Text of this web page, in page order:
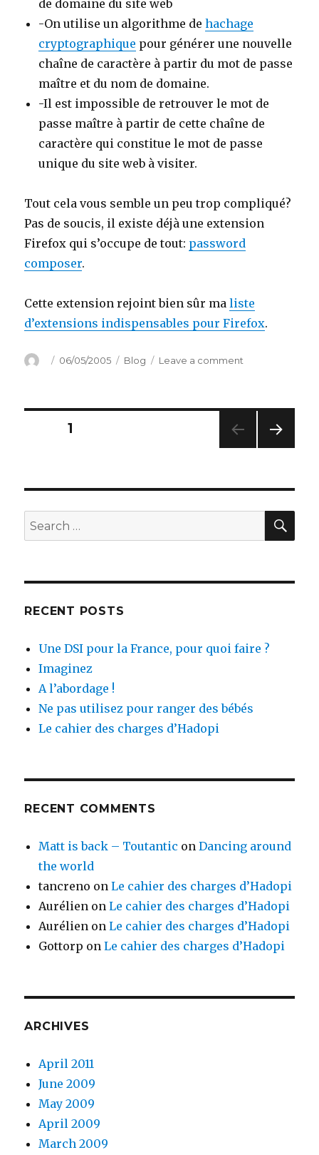
de domaine du site web
-On utilise un algorithme dehachage
cryptographique pour générer une nouvelle
chaîne de caractère à partir du mot de passe
maître et du nom de domaine.
-Il est impossible de retrouver le mot de
passe maître à partir de cette chaîne de
caractère qui constitue le mot de passe
unique du site web à visiter.
Tout cela vous semble un peu trop compliqué?
Pas de soucis, il existe déjà une extension
Firefox qui s’occupe de tout: password
composer.
Cette extension rejoint bien sûr maliste
d’extensions indispensables pour Firefox.
Author
Posted
06/05/2005 Categories
Blog Leave a comment
all!
Posts
PAGE1
Search
for:
RECENT POSTS
Une DSI pour la France, pour quoi faire ?
Imaginez
A l’abordage !
Ne pas utilisez pour ranger des bébés
Le cahier des charges d’Hadopi
RECENT COMMENTS
Matt is back – Toutantic onDancing around
the world
tancreno onLe cahier des charges d’Hadopi
Aurélien onLe cahier des charges d’Hadopi
Aurélien onLe cahier des charges d’Hadopi
Gottorp onLe cahier des charges d’Hadopi
ARCHIVES
April 2011
June 2009
May 2009
April 2009
March 2009